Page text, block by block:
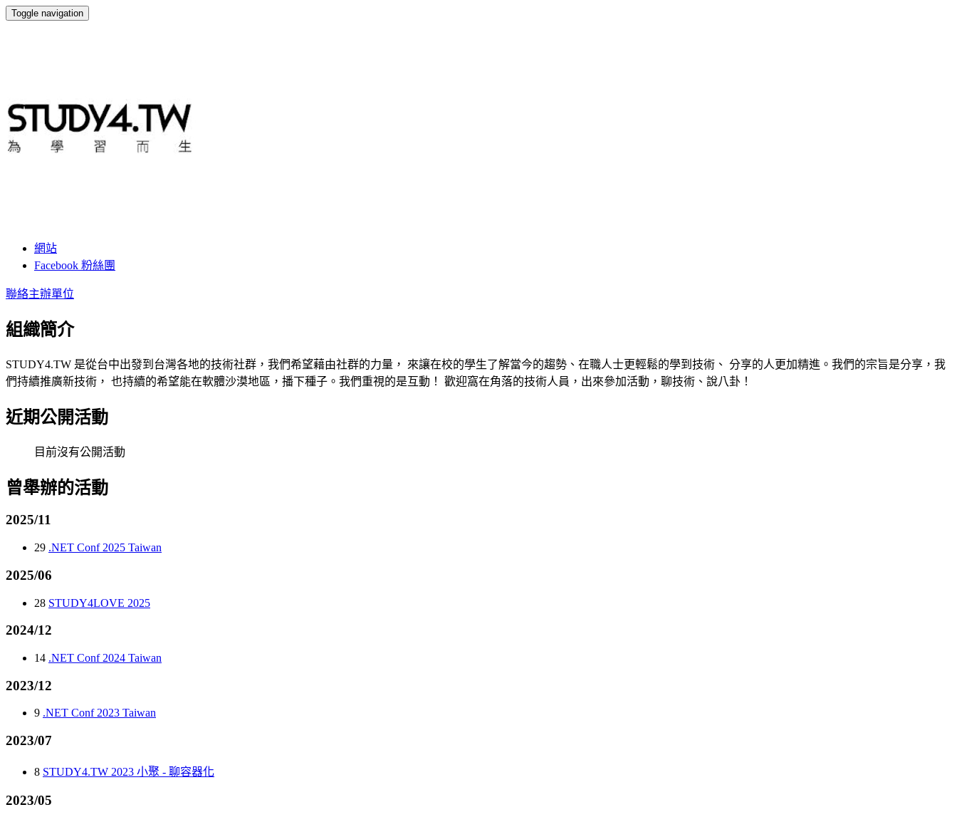
Toggle navigation
網站
Facebook 粉絲團
聯絡主辦單位
組織簡介
STUDY4.TW 是從台中出發到台灣各地的技術社群，我們希望藉由社群的力量， 來讓在校的學生了解當今的趨勢、在職人士更輕鬆的學到技術、 分享的人更加精進。我們的宗旨是分享，我
們持續推廣新技術， 也持續的希望能在軟體沙漠地區，播下種子。我們重視的是互動！ 歡迎窩在角落的技術人員，出來參加活動，聊技術、說八卦！
近期公開活動
目前沒有公開活動
曾舉辦的活動
2025/11
29 .NET Conf 2025 Taiwan
2025/06
28 STUDY4LOVE 2025
2024/12
14 .NET Conf 2024 Taiwan
2023/12
9 .NET Conf 2023 Taiwan
2023/07
8 STUDY4.TW 2023 小聚 - 聊容器化
2023/05